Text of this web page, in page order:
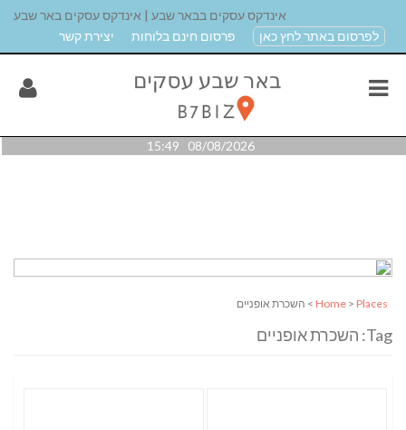
אינדקס עסקים בבאר שבע | אינדקס עסקים באר שבע
לפרסום באתר לחץ כאן
פרסום חינם בלוחות יצירת קשר
08/08/2026 15:49
Home > Places > השכרת אופניים
Tag: השכרת אופניים